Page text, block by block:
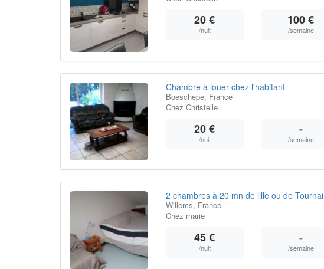
20 €
/nuit
100 €
/semaine
Chambre à louer chez l'habitant
Boeschepe, France
Chez Christelle
20 €
/nuit
-
/semaine
2 chambres à 20 mn de lille ou de Tournai
Willems, France
Chez marie
45 €
/nuit
-
/semaine